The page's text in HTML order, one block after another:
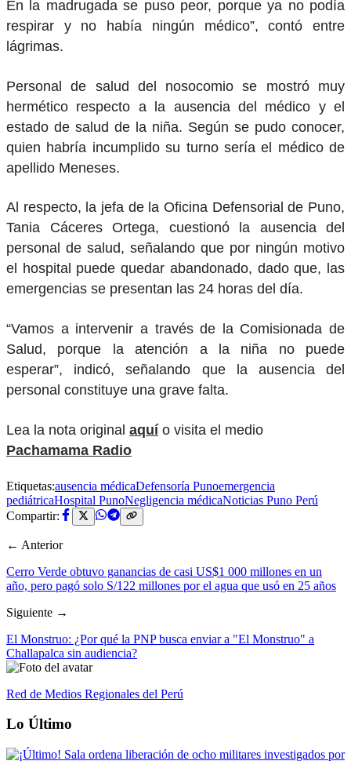
En la madrugada se puso peor, porque ya no podía
respirar y no había ningún médico”, contó entre
lágrimas.
Personal de salud del nosocomio se mostró muy
hermético respecto a la ausencia del médico y el
estado de salud de la niña. Según se pudo conocer,
quien habría incumplido su turno sería el médico de
apellido Meneses.
Al respecto, la jefa de la Oficina Defensorial de Puno,
Tania Cáceres Ortega, cuestionó la ausencia del
personal de salud, señalando que por ningún motivo
el hospital puede quedar abandonado, dado que, las
emergencias se presentan las 24 horas del día.
“Vamos a intervenir a través de la Comisionada de
Salud, porque la atención a la niña no puede
esperar”, indicó, señalando que la ausencia del
personal constituye una grave falta.
Lea la nota original aquío visita el medio
Pachamama Radio
Etiquetas:ausencia médicaDefensoría Punoemergencia
pediátricaHospital PunoNegligencia médicaNoticias Puno Perú
Compartir:
← Anterior
Cerro Verde obtuvo ganancias de casi US$1 000 millones en un
año, pero pagó solo S/122 millones por el agua que usó en 25 años
Siguiente →
El Monstruo: ¿Por qué la PNP busca enviar a "El Monstruo" a
Challapalca sin audiencia?
Red de Medios Regionales del Perú
Lo Último